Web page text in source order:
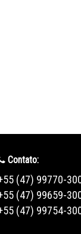
Contato:
(47) 99770-
(47) 99659-
(47) 99754-